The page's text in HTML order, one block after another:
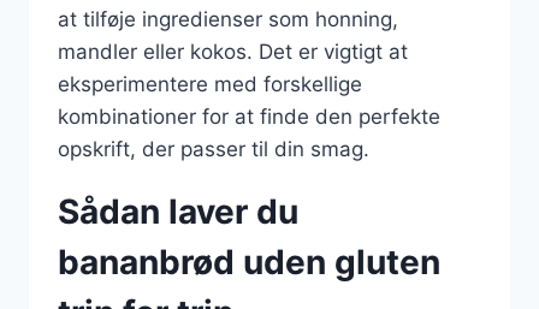
at tilføje ingredienser som honning,
mandler eller kokos. Det er vigtigt at
eksperimentere med forskellige
kombinationer for at finde den perfekte
opskrift, der passer til din smag.
Sådan laver du
bananbrød uden gluten